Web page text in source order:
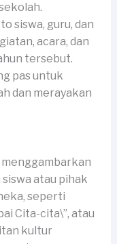
siswa, guru, dan
acara, dan
tersebut.
pas untuk
dan merayakan
menggambarkan
atau pihak
seperti
Cita-cita\”, atau
kultur